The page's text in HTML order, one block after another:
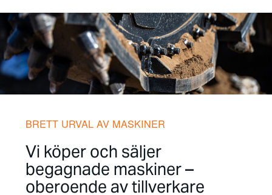
BRETT URVAL AV MASKINER
Vi köper och säljer
begagnade maskiner –
oberoende av tillverkare